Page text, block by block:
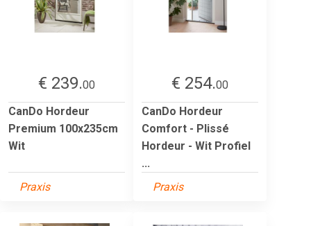
€ 239.00
CanDo Hordeur
Premium 100x235cm
Wit
Praxis
€ 254.00
CanDo Hordeur
Comfort - Plissé
Hordeur - Wit Profiel
...
Praxis